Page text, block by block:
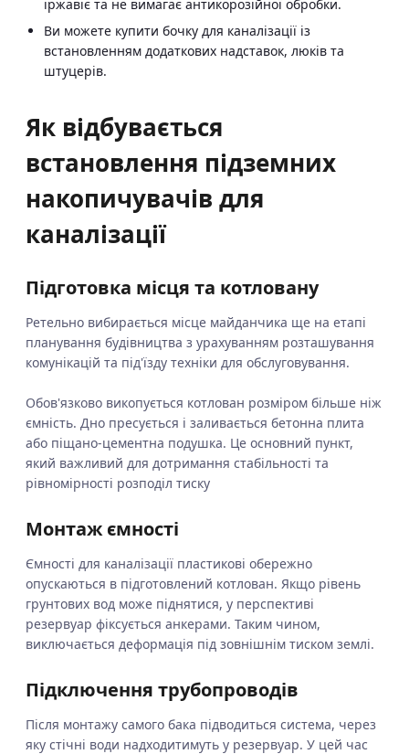
іржавіє та не вимагає антикорозійної обробки.
Ви можете купити бочку для каналізації із
встановленням додаткових надставок, люків та
штуцерів.
Як відбувається
встановлення підземних
накопичувачів для
каналізації
Підготовка місця та котловану
Ретельно вибирається місце майданчика ще на етапі
планування будівництва з урахуванням розташування
комунікацій та під'їзду техніки для обслуговування.
Обов'язково викопується котлован розміром більше ніж
ємність. Дно пресується і заливається бетонна плита
або піщано-цементна подушка. Це основний пункт,
який важливий для дотримання стабільності та
рівномірності розподіл тиску
Монтаж ємності
Ємності для каналізації пластикові обережно
опускаються в підготовлений котлован. Якщо рівень
грунтових вод може піднятися, у перспективі
резервуар фіксується анкерами. Таким чином,
виключається деформація під зовнішнім тиском землі.
Підключення трубопроводів
Після монтажу самого бака підводиться система, через
яку стічні води надходитимуть у резервуар. У цей час